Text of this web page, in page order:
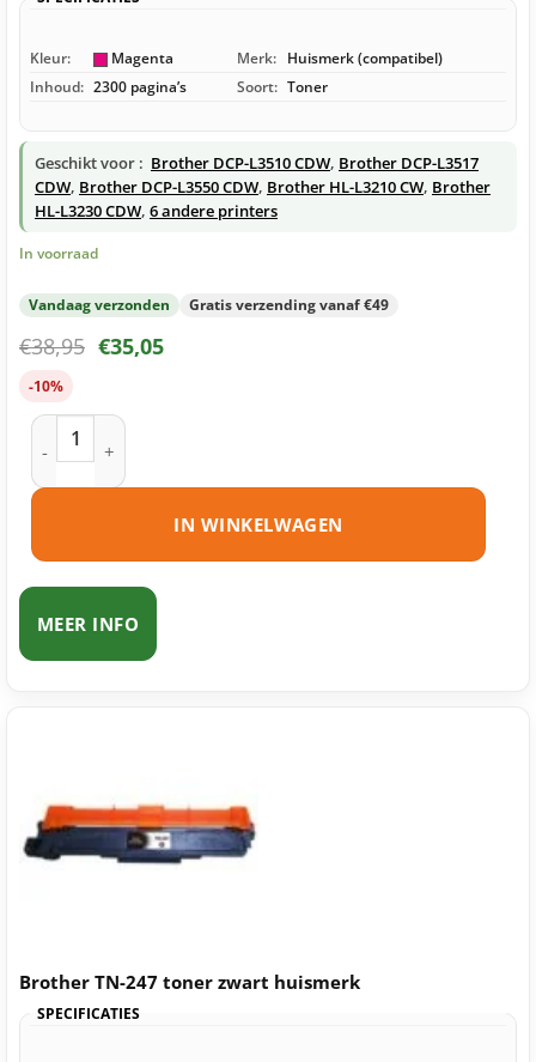
Kleur: Magenta Merk: Huismerk (compatibel)
Inhoud: 2300 pagina’s Soort: Toner
Geschikt voor : Brother DCP-L3510 CDW, Brother DCP-L3517
CDW, Brother DCP-L3550 CDW, Brother HL-L3210 CW, Brother
HL-L3230 CDW, 6 andere printers
In voorraad
Vandaag verzonden Gratis verzending vanaf €49
€38,95 €35,05
-10%
Brother TN-247 toner magenta huismerk aantal
IN WINKELWAGEN
MEER INFO
Brother TN-247 toner zwart huismerk
SPECIFICATIES